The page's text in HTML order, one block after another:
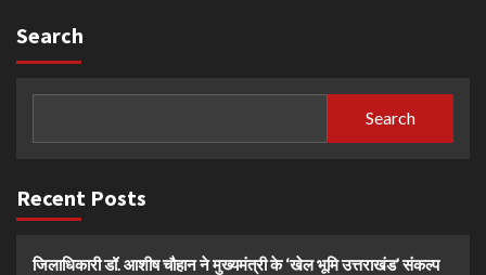
Search
Search
Recent Posts
जिलाधिकारी डॉ. आशीष चौहान ने मुख्यमंत्री के ‘खेल भूमि उत्तराखंड’ संकल्प